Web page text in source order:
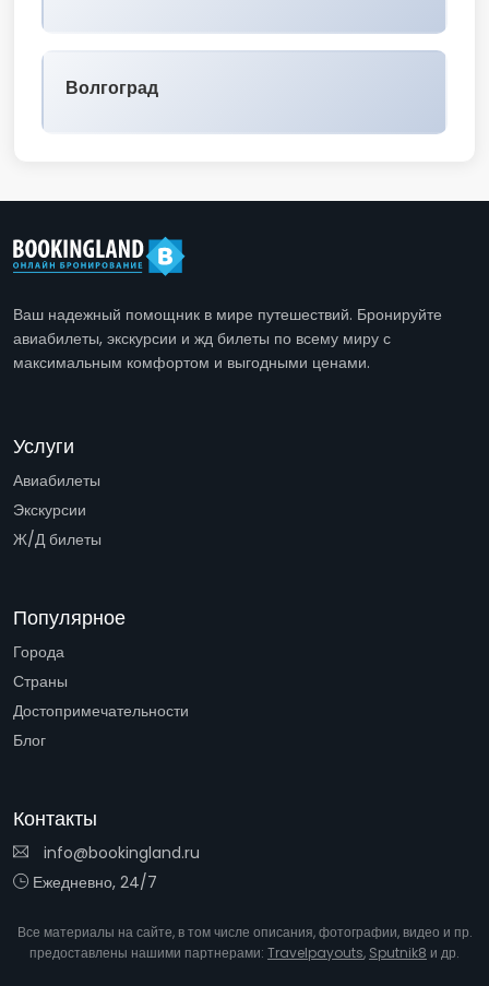
Волгоград
Ваш надежный помощник в мире путешествий. Бронируйте
авиабилеты, экскурсии и жд билеты по всему миру с
максимальным комфортом и выгодными ценами.
Услуги
Авиабилеты
Экскурсии
Ж/Д билеты
Популярное
Города
Страны
Достопримечательности
Блог
Контакты
info@bookingland.ru
Ежедневно, 24/7
Все материалы на сайте, в том числе описания, фотографии, видео и пр.
предоставлены нашими партнерами: Travelpayouts, Sputnik8 и др.